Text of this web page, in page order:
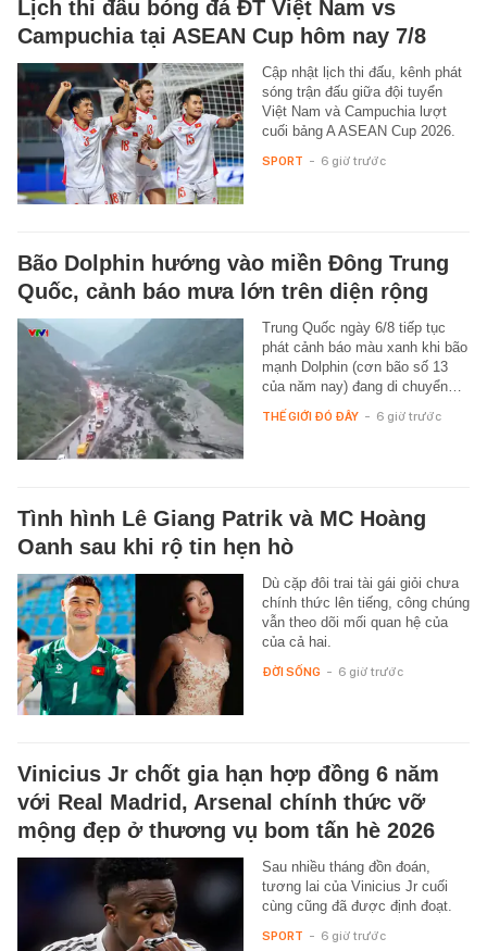
Lịch thi đấu bóng đá ĐT Việt Nam vs
Campuchia tại ASEAN Cup hôm nay 7/8
Cập nhật lịch thi đấu, kênh phát
sóng trận đấu giữa đội tuyển
Việt Nam và Campuchia lượt
cuối bảng A ASEAN Cup 2026.
SPORT - 6 giờ trước
Bão Dolphin hướng vào miền Đông Trung
Quốc, cảnh báo mưa lớn trên diện rộng
Trung Quốc ngày 6/8 tiếp tục
phát cảnh báo màu xanh khi bão
mạnh Dolphin (cơn bão số 13
của năm nay) đang di chuyển…
THẾ GIỚI ĐÓ ĐÂY - 6 giờ trước
Tình hình Lê Giang Patrik và MC Hoàng
Oanh sau khi rộ tin hẹn hò
Dù cặp đôi trai tài gái giỏi chưa
chính thức lên tiếng, công chúng
vẫn theo dõi mối quan hệ của
của cả hai.
ĐỜI SỐNG - 6 giờ trước
Vinicius Jr chốt gia hạn hợp đồng 6 năm
với Real Madrid, Arsenal chính thức vỡ
mộng đẹp ở thương vụ bom tấn hè 2026
Sau nhiều tháng đồn đoán,
tương lai của Vinicius Jr cuối
cùng cũng đã được định đoạt.
SPORT - 6 giờ trước